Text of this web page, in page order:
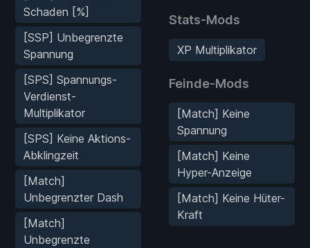
Schaden [%]
[SSP] Unbegrenzte
Spannung
[SPS] Spannungs-
Verdienst-
Multiplikator
[SPS] Keine Aktions-
Abklingzeit
[Match]
Unbegrenzter Dash
[Match]
Unbegrenzte
Stats-Mods
XP Multiplikator
Feinde-Mods
[Match] Keine
Spannung
[Match] Keine
Hyper-Anzeige
[Match] Keine Hüter-
Kraft